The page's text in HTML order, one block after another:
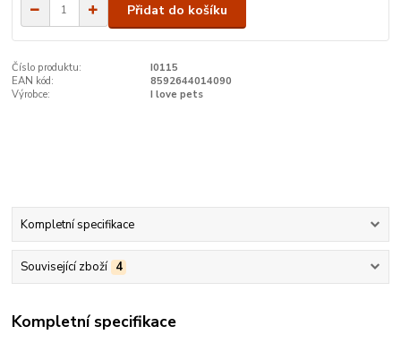
Přidat do košíku
Číslo produktu:
I0115
EAN kód:
8592644014090
Výrobce:
I love pets
Kompletní specifikace
Související zboží 4
Kompletní specifikace